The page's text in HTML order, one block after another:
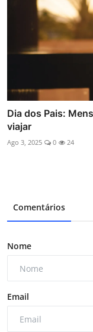
Dia dos Pais:
viajar
Ago 3, 2025 0 24
Comentários
Nome
Email